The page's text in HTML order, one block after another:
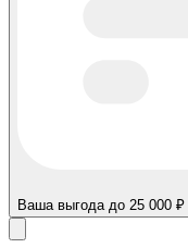
Ваша выгода до 25 000 ₽